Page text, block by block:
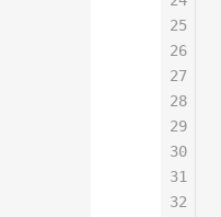
25
26
27
28
29
30
31
32